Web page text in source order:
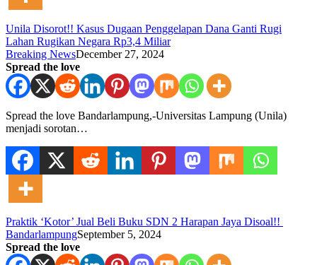
Unila Disorot!! Kasus Dugaan Penggelapan Dana Ganti Rugi
Lahan Rugikan Negara Rp3,4 Miliar
Breaking NewsDecember 27, 2024
Spread the love
Spread the love Bandarlampung,-Universitas Lampung (Unila)
menjadi sorotan…
Praktik ‘Kotor’ Jual Beli Buku SDN 2 Harapan Jaya Disoal!!
BandarlampungSeptember 5, 2024
Spread the love